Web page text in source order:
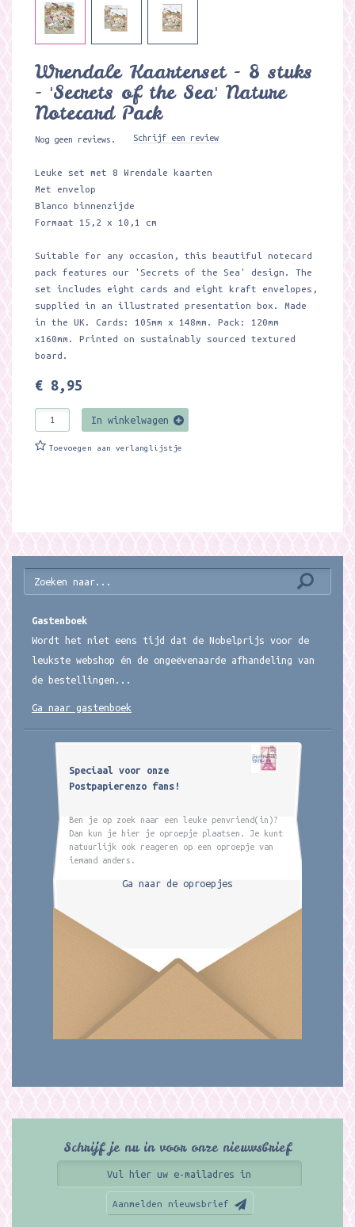
Wrendale Kaartenset - 8 stuks
- 'Secrets of the Sea' Nature
Notecard Pack
Nog geen reviews. Schrijf een review
Leuke set met 8 Wrendale kaarten
Met envelop
Blanco binnenzijde
Formaat 15,2 x 10,1 cm
Suitable for any occasion, this beautiful notecard
pack features our 'Secrets of the Sea' design. The
set includes eight cards and eight kraft envelopes,
supplied in an illustrated presentation box. Made
in the UK. Cards: 105mm x 148mm. Pack: 120mm
x160mm. Printed on sustainably sourced textured
board.
€ 8,95
In winkelwagen
Toevoegen aan verlanglijstje
Gastenboek
Wordt het niet eens tijd dat de Nobelprijs voor de
leukste webshop én de ongeëvenaarde afhandeling van
de bestellingen...
Ga naar gastenboek
Speciaal voor onze
Postpapierenzo fans!
Ben je op zoek naar een leuke penvriend(in)?
Dan kun je hier je oproepje plaatsen. Je kunt
natuurlijk ook reageren op een oproepje van
iemand anders.
Ga naar de oproepjes
Schrijf je nu in voor onze nieuwsbrief
Aanmelden nieuwsbrief